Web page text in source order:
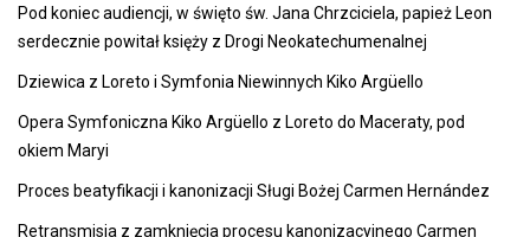
Pod koniec audiencji, w święto św. Jana Chrzciciela, papież Leon
serdecznie powitał księży z Drogi Neokatechumenalnej
Dziewica z Loreto i Symfonia Niewinnych Kiko Argüello
Opera Symfoniczna Kiko Argüello z Loreto do Maceraty, pod
okiem Maryi
Proces beatyfikacji i kanonizacji Sługi Bożej Carmen Hernández
Retransmisja z zamknięcia procesu kanonizacyjnego Carmen